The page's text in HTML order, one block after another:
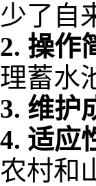
少了自
2. 操作
理蓄水
3. 维护
4. 适应
农村和